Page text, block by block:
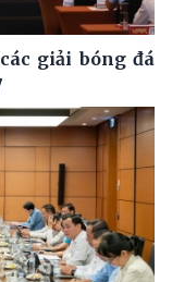
giải bóng đá